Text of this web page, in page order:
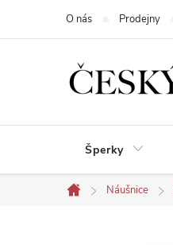
O nás Prodejny
Šperky
Domů
Náušnice